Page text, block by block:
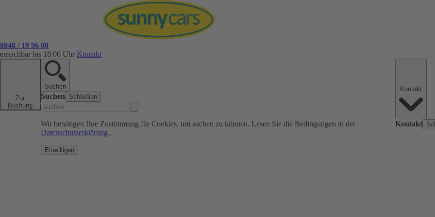
0848 / 19 96 00
erreichbar bis 18:00 Uhr Kontakt
Zur
Buchung
Suchen
Suchen Schließen
Wir benötigen Ihre Zustimmung für Cookies, um suchen zu können. Lesen Sie die Bedingungen in der
Datenschutzerklärung .
Einwilligen
Kontakt